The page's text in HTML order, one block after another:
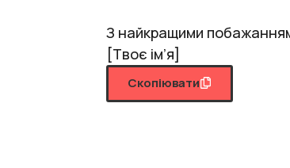
З найкращими
[Твоє ім’я]
Скопіювати